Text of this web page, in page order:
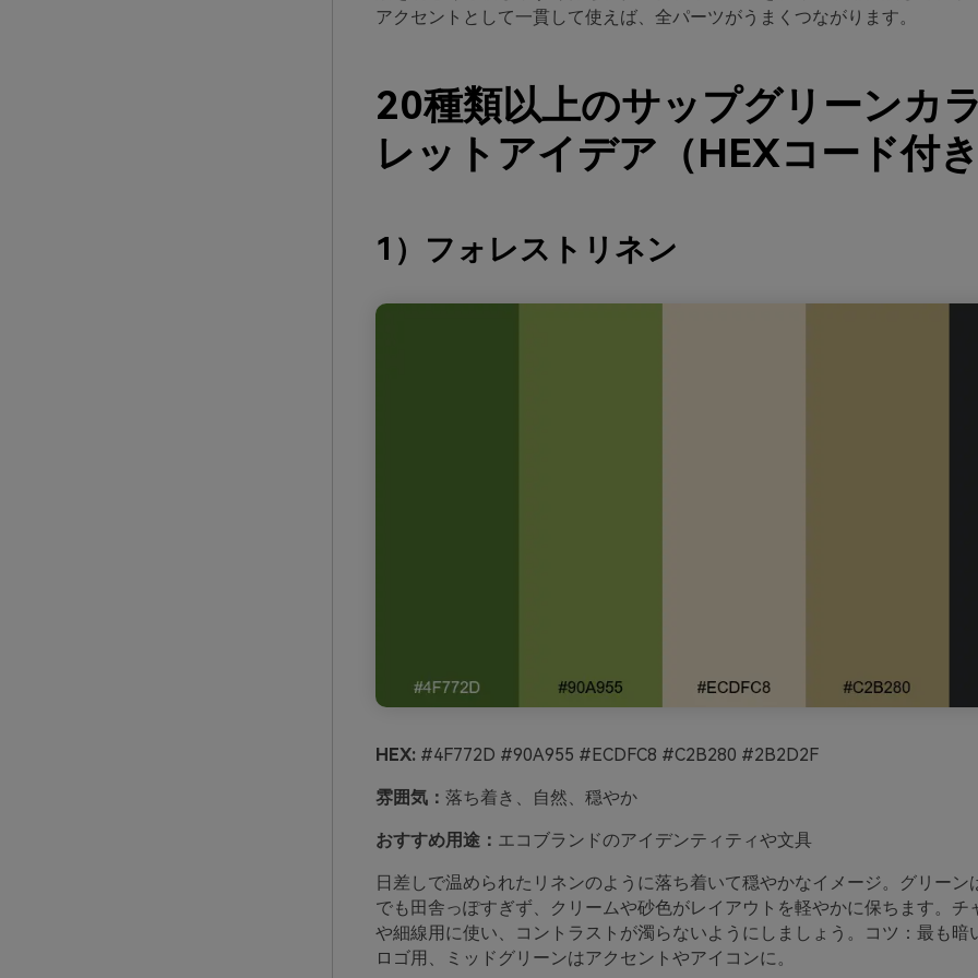
アクセントとして一貫して使えば、全パーツがうまくつながります。
20種類以上のサップグリーンカ
レットアイデア（HEXコード付き
1）フォレストリネン
HEX:#4F772D #90A955 #ECDFC8 #C2B280 #2B2D2F
雰囲気： 落ち着き、自然、穏やか
おすすめ用途： エコブランドのアイデンティティや文具
日差しで温められたリネンのように落ち着いて穏やかなイメージ。グリーン
でも田舎っぽすぎず、クリームや砂色がレイアウトを軽やかに保ちます。チ
や細線用に使い、コントラストが濁らないようにしましょう。コツ：最も暗
ロゴ用、ミッドグリーンはアクセントやアイコンに。